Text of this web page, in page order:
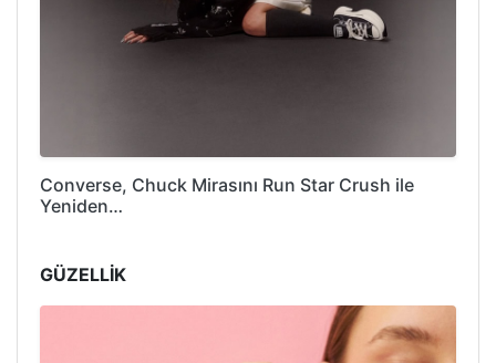
Converse, Chuck Mirasını Run Star Crush ile
Yeniden…
GÜZELLİK